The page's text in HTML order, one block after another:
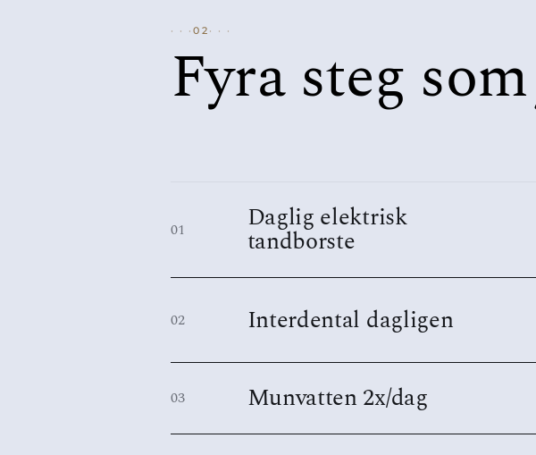
02
Fyra steg som
01 Daglig elektrisk
tandborste
02 Interdental dagligen
03 Munvatten 2x/dag